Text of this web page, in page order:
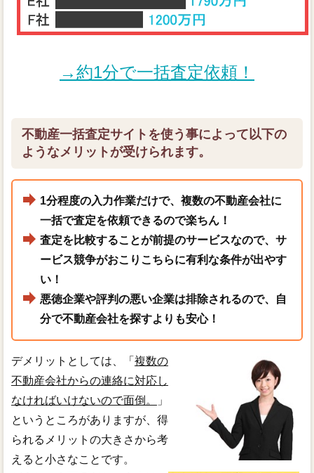
→約1分で一括査定依頼！
不動産一括査定サイトを使う事によって以下の
ようなメリットが受けられます。
1分程度の入力作業だけで、複数の不動産会社に
一括で査定を依頼できるので楽ちん！
査定を比較することが前提のサービスなので、サ
ービス競争がおこりこちらに有利な条件が出やす
い！
悪徳企業や評判の悪い企業は排除されるので、自
分で不動産会社を探すよりも安心！
デメリットとしては、「 複数の
不動産会社からの連絡に対応し
なければいけないので面倒。
」
というところがありますが、得
られるメリットの大きさから考
えると小さなことです。